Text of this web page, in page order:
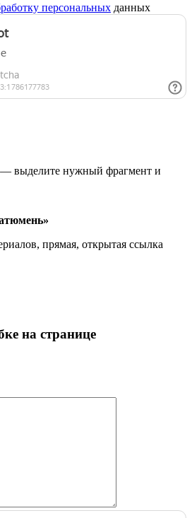
персональных данных
выделите нужный фрагмент и
прямая, открытая ссылка
на странице